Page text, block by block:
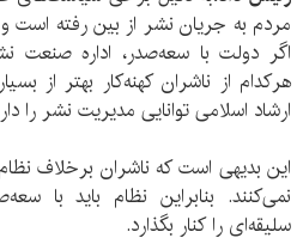
مردم به جریان نشر از بین رفته است
اگر دولت با سعه‌صدر، اداره صنعت
هرکدام از ناشران کهنه‌کار بهتر از
ارشاد اسلامی توانایی مدیریت نشر را
این بدیهی است که ناشران برخلاف
نمی‌کنند. بنابراین نظام باید با
سلیقه‌‌ای را کنار بگذارد.